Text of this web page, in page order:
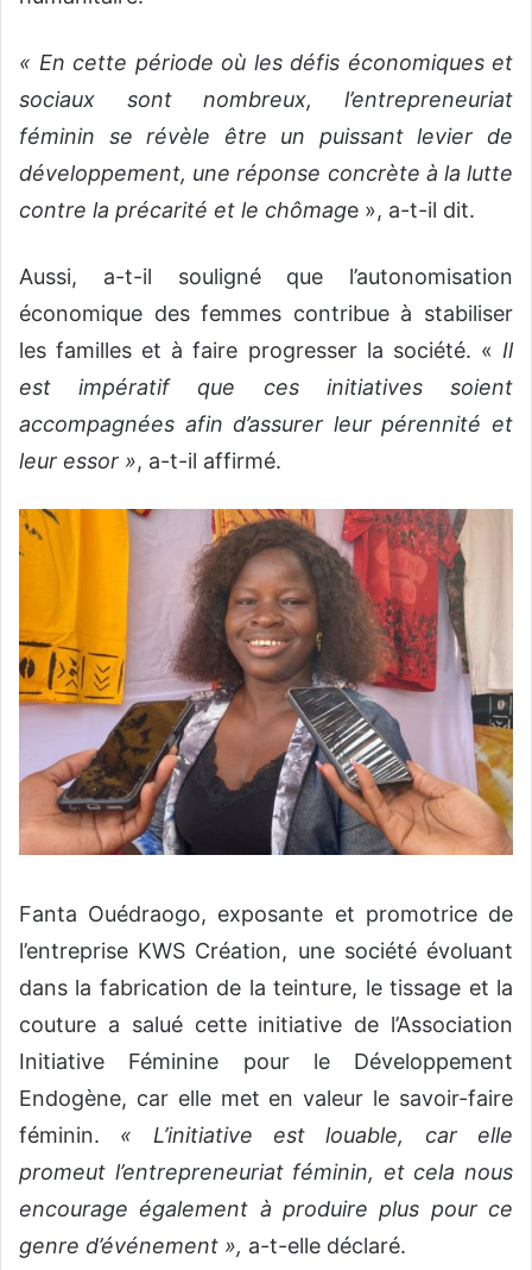
« En cette période où les défis économiques et
sociaux sont nombreux, l’entrepreneuriat
féminin se révèle être un puissant levier de
développement, une réponse concrète à la lutte
contre la précarité et le chômage », a-t-il dit.
Aussi, a-t-il souligné que l’autonomisation
économique des femmes contribue à stabiliser
les familles et à faire progresser la société. « Il
est impératif que ces initiatives soient
accompagnées afin d’assurer leur pérennité et
leur essor », a-t-il affirmé.
Fanta Ouédraogo, exposante et promotrice de
l’entreprise KWS Création, une société évoluant
dans la fabrication de la teinture, le tissage et la
couture a salué cette initiative de l’Association
Initiative Féminine pour le Développement
Endogène, car elle met en valeur le savoir-faire
féminin. « L’initiative est louable, car elle
promeut l’entrepreneuriat féminin, et cela nous
encourage également à produire plus pour ce
genre d’événement », a-t-elle déclaré.